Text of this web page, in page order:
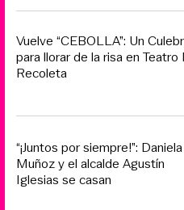
Vuelve “CEBOLLA”: Un
para llorar de la risa en Teatro
Recoleta
“¡Juntos por siempre!”: Daniela
Muñoz y el alcalde Agustín
Iglesias se casan